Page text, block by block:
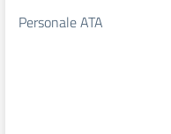
Personale ATA